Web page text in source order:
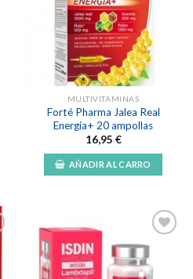
a la
lista de
deseos
MULTIVITAMINAS
Forté Pharma Jalea Real
Energía+ 20 ampollas
16,95 €
AÑADIR AL CARRO
Añadir